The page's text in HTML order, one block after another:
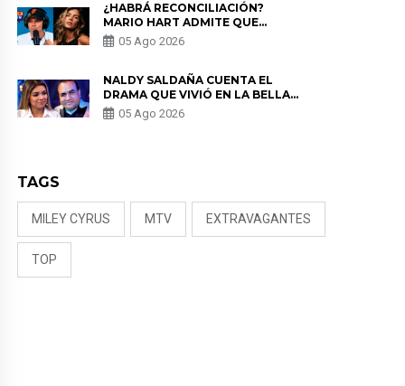
¿HABRÁ RECONCILIACIÓN?
MARIO HART ADMITE QUE
PODRÍA VOLVER CON KORINA
RIVADENEIRA: “NO LE CERRARÍA
05 Ago 2026
NALDY SALDAÑA CUENTA EL
DRAMA QUE VIVIÓ EN LA BELLA
LUZ TRAS DENUNCIA AL
DIRECTOR MUSICAL: “NO ME
05 Ago 2026
TAGS
MILEY CYRUS MTV EXTRAVAGANTES
TOP